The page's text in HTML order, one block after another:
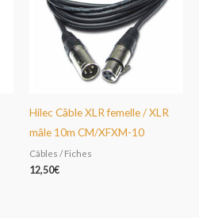
Hilec Câble XLR femelle / XLR
mâle 10m CM/XFXM-10
Câbles / Fiches
12,50€